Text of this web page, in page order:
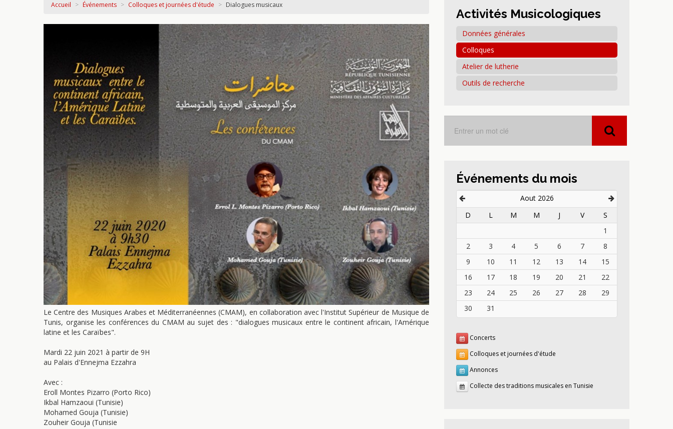
Accueil > Événements > Colloques et journées d'étude > Dialogues musicaux
Le Centre des Musiques Arabes et Méditerranéennes (CMAM), en collaboration avec l'Institut Supérieur de Musique de
Tunis, organise les conférences du CMAM au sujet des : "dialogues musicaux entre le continent africain, l'Amérique
latine et les Caraïbes".
Mardi 22 juin 2021 à partir de 9H
au Palais d'Ennejma Ezzahra
Avec :
Eroll Montes Pizarro (Porto Rico)
Ikbal Hamzaoui (Tunisie)
Mohamed Gouja (Tunisie)
Zouheir Gouja (Tunisie
Activités Musicologiques
Données générales
Colloques
Atelier de lutherie
Outils de recherche
Événements du mois
Aout 2026
D
L M M J V
S
1
2
3 4 5 6 7
8
9
10 11 12 13 14
15
16
17 18 19 20 21
22
23
24 25 26 27 28
29
30
31
Concerts
Colloques et journées d'étude
Annonces
Collecte des traditions musicales en Tunisie